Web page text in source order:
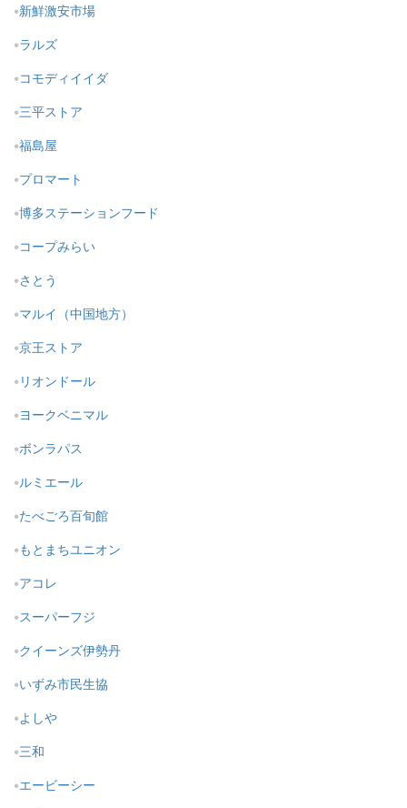
新鮮激安市場
ラルズ
コモディイイダ
三平ストア
福島屋
プロマート
博多ステーションフード
コープみらい
さとう
マルイ（中国地方）
京王ストア
リオンドール
ヨークベニマル
ボンラパス
ルミエール
たべごろ百旬館
もとまちユニオン
アコレ
スーパーフジ
クイーンズ伊勢丹
いずみ市民生協
よしや
三和
エービーシー